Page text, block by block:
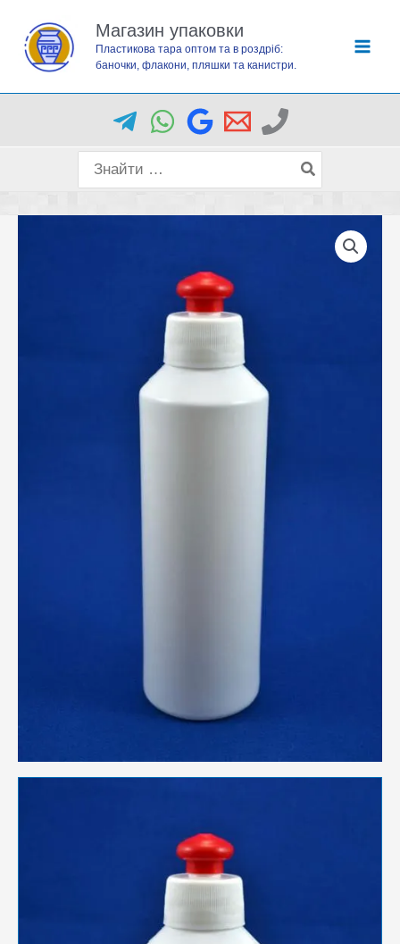
вмісту
Магазин упаковки
Пластикова тара оптом та в роздріб:
баночки, флакони, пляшки та канистри.
Пошук
для: